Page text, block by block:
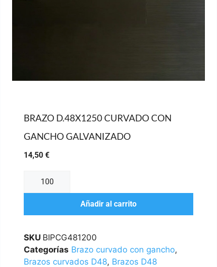
BRAZO D.48X1250 CURVADO CON
GANCHO GALVANIZADO
14,50 €
Añadir al carrito
SKU BIPCG481200
Categorías Brazo curvado con gancho,
Brazos curvados D48, Brazos D48